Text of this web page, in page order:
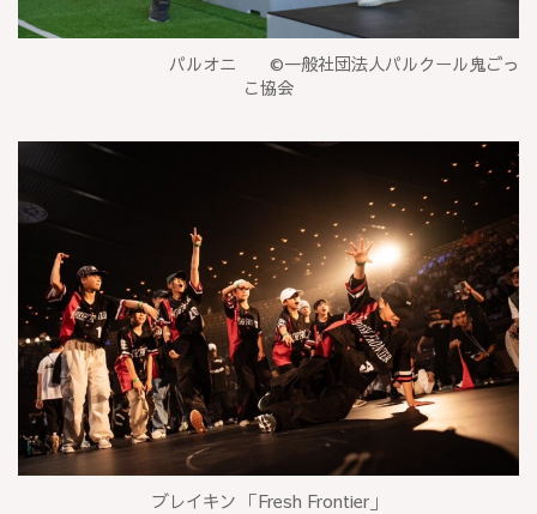
パルオニ ©一般社団法人パルクール鬼ごっ
こ協会
ブレイキン 「Fresh Frontier」